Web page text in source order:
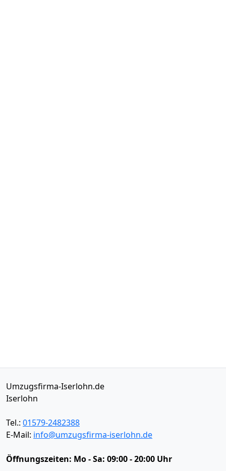
Umzugsfirma-Iserlohn.de
Iserlohn
Tel.: 01579-2482388
E-Mail: info@umzugsfirma-iserlohn.de
Öffnungszeiten: Mo - Sa: 09:00 - 20:00 Uhr